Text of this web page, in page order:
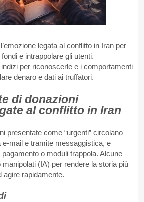
legata al conflitto in Iran per
e intrappolare gli utenti.
per riconoscerle e i comportamenti
denaro e dati ai truffatori.
di donazioni
al conflitto in Iran
presentate come “urgenti” circolano
mail e tramite messaggistica, e
o moduli trappola. Alcune
(IA) per rendere la storia più
agire rapidamente.